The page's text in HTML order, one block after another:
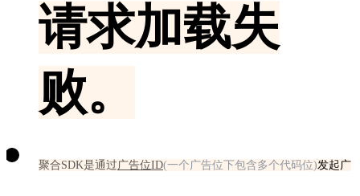
请求加载失
败。
聚合SDK是通过广告位ID(一个广告位下包含多个代码位)发起广